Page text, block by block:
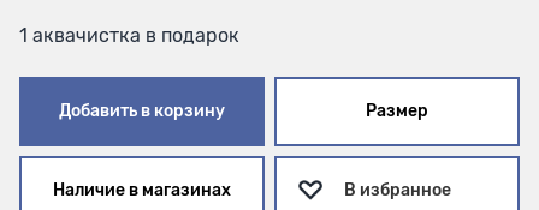
1 аквачистка в подарок
Добавить в корзину Размер
Наличие в магазинах В избранное